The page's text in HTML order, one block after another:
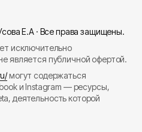
Е.А · Все права защищены.
исключительно
является публичной офертой.
могут содержаться
и Instagram — ресурсы,
деятельность которой